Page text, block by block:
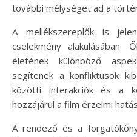
további mélységet ad a
A mellékszereplők is
cselekmény alakulásában.
életének különböző
segítenek a konfliktusok
közötti interakciók és a
hozzájárul a film érzelmi
A rendező és a